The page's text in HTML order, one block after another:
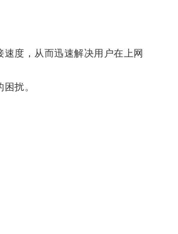
度，从而迅速解决用户在上网
扰。